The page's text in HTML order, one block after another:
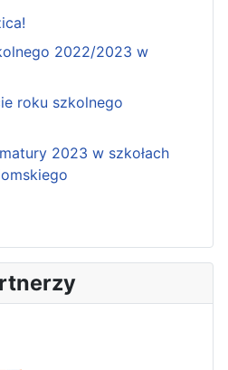
2022/2023 w
roku szkolnego
2023 w szkołach